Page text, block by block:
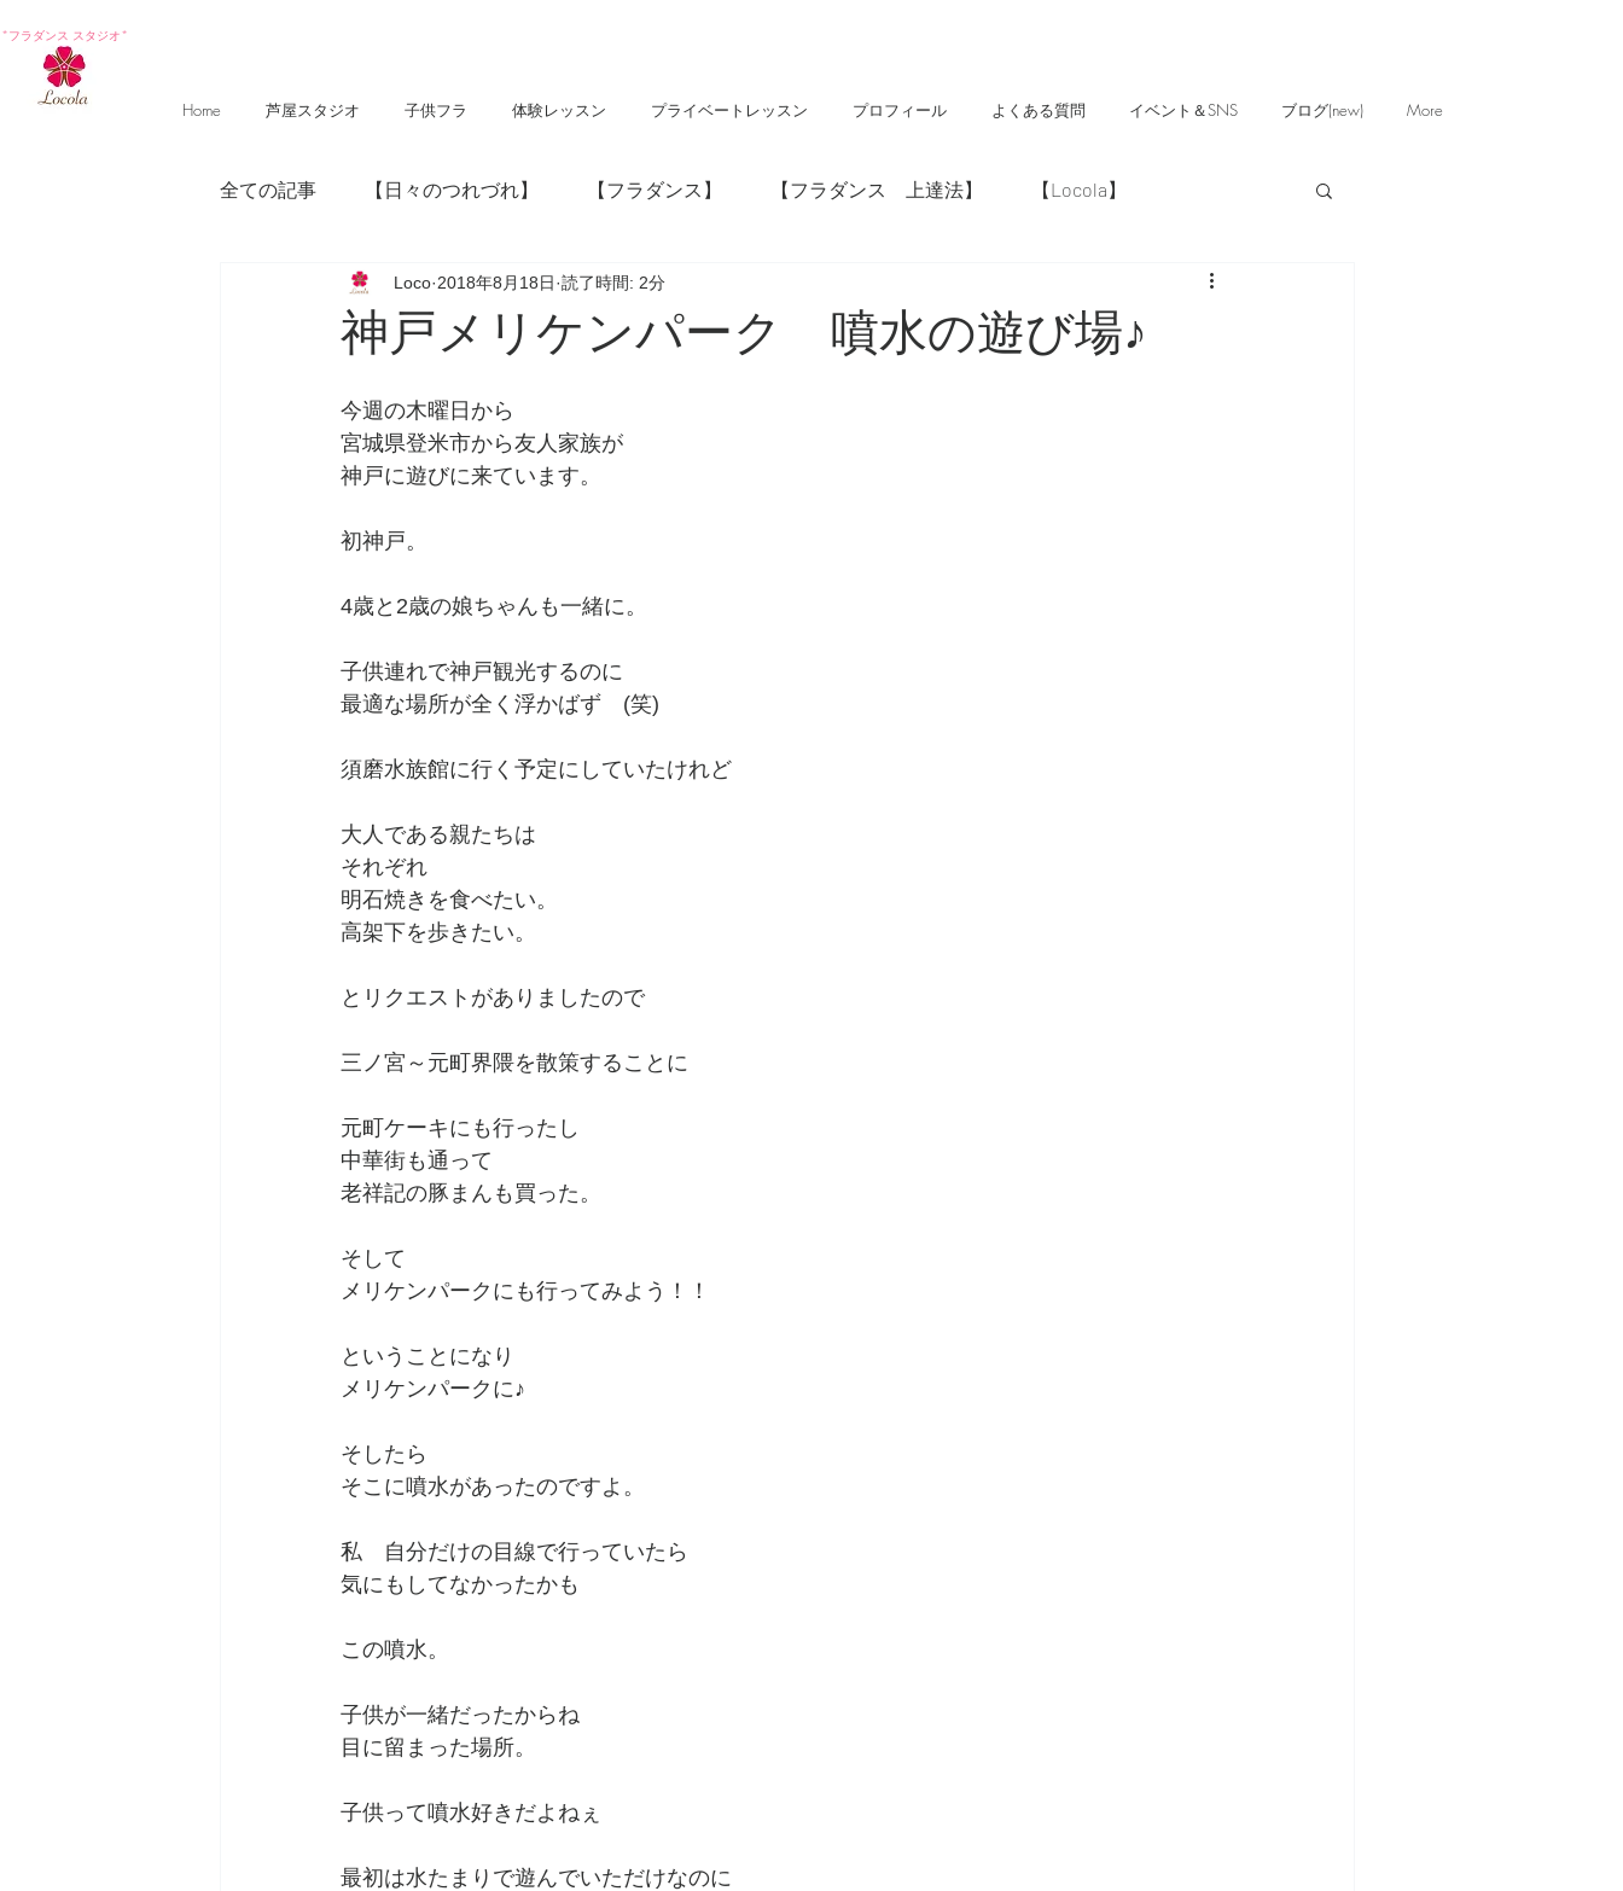
*フラダンス スタジオ*
Home 芦屋スタジオ 子供フラ 体験レッスン プライベートレッスン プロフィール よくある質問 イベント＆SNS ブログ(new) More
全ての記事 【日々のつれづれ】 【フラダンス】 【フラダンス 上達法】 【Locola】
【photography 】 【poem】 【神社・仏閣】
神戸メリケンパーク 噴水の遊び場♪
Loco 2018年8月18日 読了時間: 2分
今週の木曜日から
宮城県登米市から友人家族が
神戸に遊びに来ています。
初神戸。
4歳と2歳の娘ちゃんも一緒に。
子供連れで神戸観光するのに
最適な場所が全く浮かばず　(笑)
須磨水族館に行く予定にしていたけれど
大人である親たちは
それぞれ
明石焼きを食べたい。
高架下を歩きたい。
とリクエストがありましたので
三ノ宮～元町界隈を散策することに
元町ケーキにも行ったし
中華街も通って
老祥記の豚まんも買った。
そして
メリケンパークにも行ってみよう！！
ということになり
メリケンパークに♪
そしたら
そこに噴水があったのですよ。
私　自分だけの目線で行っていたら
気にもしてなかったかも
この噴水。
子供が一緒だったからね
目に留まった場所。
子供って噴水好きだよねぇ
最初は水たまりで遊んでいただけなのに